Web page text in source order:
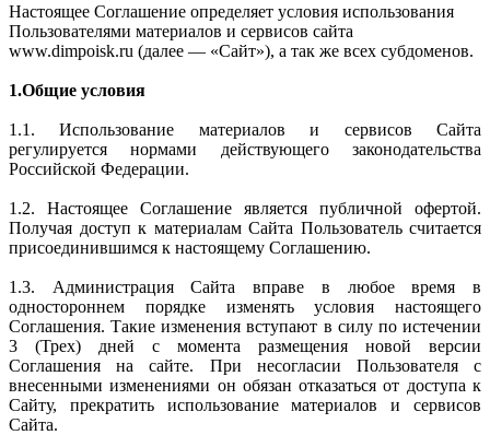
Настоящее Соглашение определяет условия использования
Пользователями материалов и сервисов сайта
www.dimpoisk.ru (далее — «Сайт»), а так же всех субдоменов.
1.Общие условия
1.1. Использование материалов и сервисов Сайта
регулируется нормами действующего законодательства
Российской Федерации.
1.2. Настоящее Соглашение является публичной офертой.
Получая доступ к материалам Сайта Пользователь считается
присоединившимся к настоящему Соглашению.
1.3. Администрация Сайта вправе в любое время в
одностороннем порядке изменять условия настоящего
Соглашения. Такие изменения вступают в силу по истечении
3 (Трех) дней с момента размещения новой версии
Соглашения на сайте. При несогласии Пользователя с
внесенными изменениями он обязан отказаться от доступа к
Сайту, прекратить использование материалов и сервисов
Сайта.